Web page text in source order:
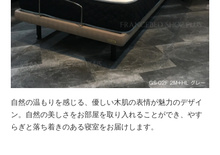
自然の温もりを感じる、優しい木肌の表情が魅力のデザイ
ン。自然の美しさをお部屋を取り入れることができ、やす
らぎと落ち着きのある寝室をお届けします。